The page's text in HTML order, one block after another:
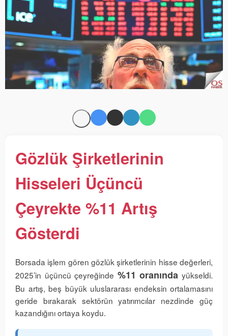
Gözlük Şirketlerinin
Hisseleri Üçüncü
Çeyrekte %11 Artış
Gösterdi
Borsada işlem gören gözlük şirketlerinin hisse değerleri,
2025’in üçüncü çeyreğinde %11 oranında yükseldi.
Bu artış, beş büyük uluslararası endeksin ortalamasını
geride bırakarak sektörün yatırımcılar nezdinde güç
kazandığını ortaya koydu.